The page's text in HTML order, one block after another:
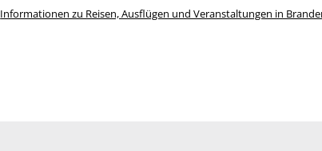
Informationen zu Reisen, Ausflügen und Veranstaltungen in